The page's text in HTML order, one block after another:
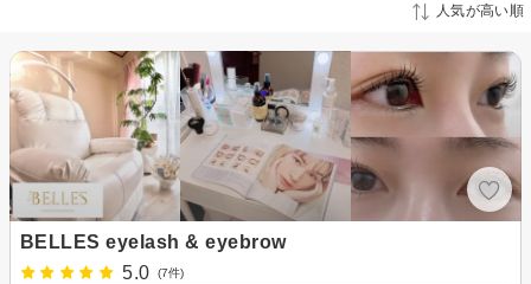
人気が高い順
BELLES eyelash & eyebrow
5.0
(7件)